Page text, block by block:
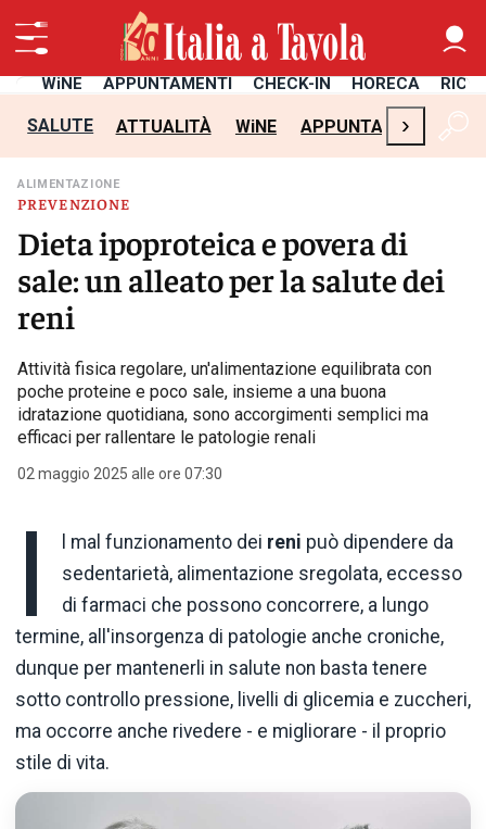
WiNE APPUNTAMENTI CHECK-IN HORECA
SALUTE ATTUALITÀ WiNE APPUNTAMENTI
›
PREVENZIONE
ALIMENTAZIONE
Dieta ipoproteica e povera di
sale: un alleato per la salute dei
reni
Attività fisica regolare, un'alimentazione equilibrata con
poche proteine e poco sale, insieme a una buona
idratazione quotidiana, sono accorgimenti semplici ma
efficaci per rallentare le patologie renali
02 maggio 2025 alle ore 07:30
I l mal funzionamento dei reni può dipendere da
sedentarietà, alimentazione sregolata, eccesso
di farmaci che possono concorrere, a lungo
termine, all'insorgenza di patologie anche croniche,
dunque per mantenerli in salute non basta tenere
sotto controllo pressione, livelli di glicemia e zuccheri,
ma occorre anche rivedere - e migliorare - il proprio
stile di vita.